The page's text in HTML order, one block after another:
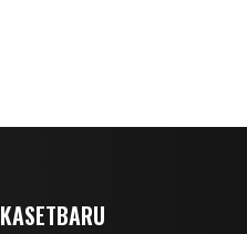
KASETBARU